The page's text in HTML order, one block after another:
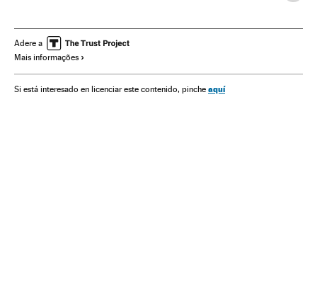
Adere a
Mais informações
Si está interesado en licenciar este contenido, pinche aquí